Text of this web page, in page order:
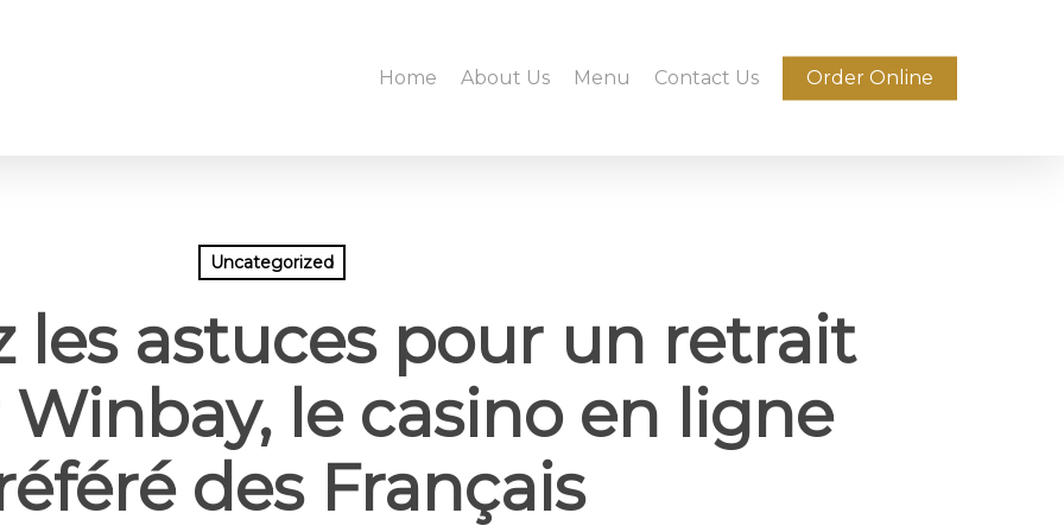
Home About Us Menu Contact Us Order Online
Uncategorized
les astuces pour un retrait
Winbay, le casino en ligne
des Français